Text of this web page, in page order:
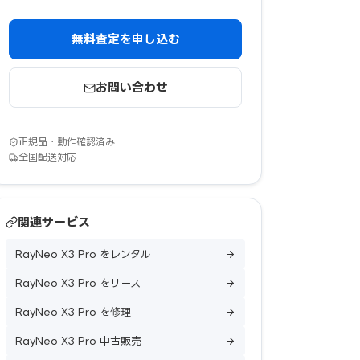
無料査定を申し込む
お問い合わせ
正規品・動作確認済み
全国配送対応
関連サービス
RayNeo X3 Pro をレンタル
RayNeo X3 Pro をリース
RayNeo X3 Pro を修理
RayNeo X3 Pro 中古販売